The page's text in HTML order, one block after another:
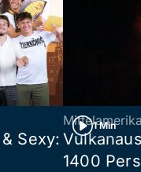
Sexy:
1 Min
1400